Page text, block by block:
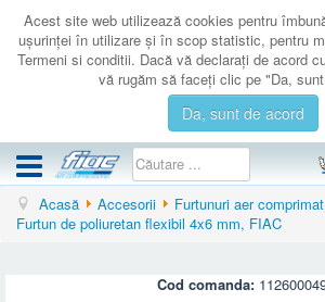
Acest site web utilizează cookies pentru
uşurinţei în utilizare şi în scop statistic, pentru
Termeni si conditii. Dacă vă declaraţi de acord
vă rugăm să faceţi clic pe "Da,
Da, sunt de acord
COMPRESOARE
Acasă Accesorii Furtunuri aer comprimat
Furtun de poliuretan flexibil 4x6 mm, FIAC
Cod comanda: